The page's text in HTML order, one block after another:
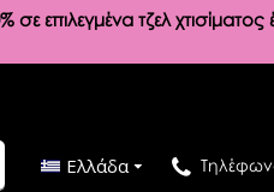
σε επιλεγμένα τζελ
Ελλάδα